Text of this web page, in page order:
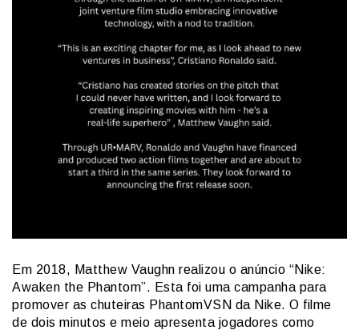
Em 2018, Matthew Vaughn realizou o anúncio “Nike:
Awaken the Phantom”. Esta foi uma campanha para
promover as chuteiras PhantomVSN da Nike. O filme
de dois minutos e meio apresenta jogadores como